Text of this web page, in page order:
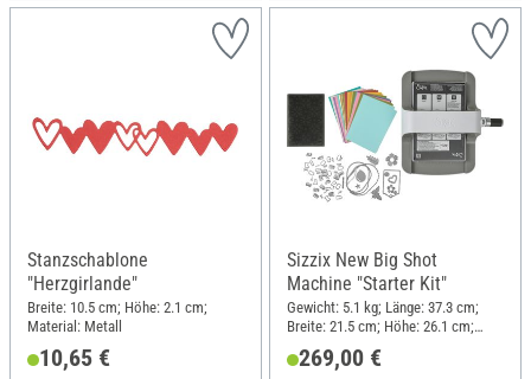
Stanzschablone
"Herzgirlande"
Breite: 10.5 cm; Höhe: 2.1 cm;
Material: Metall
10,65 €
Sizzix New Big Shot
Machine "Starter Kit"
Gewicht: 5.1 kg; Länge: 37.3 cm;
Breite: 21.5 cm; Höhe: 26.1 cm;
269,00 €